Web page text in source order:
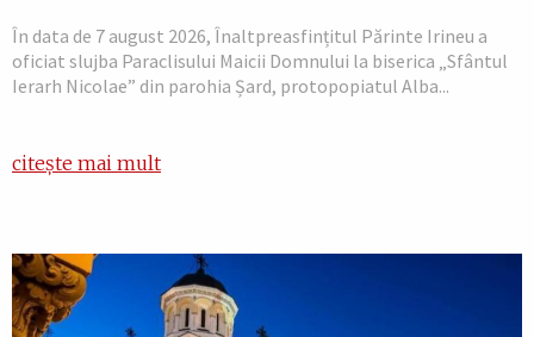
În data de 7 august 2026, Înaltpreasfințitul Părinte Irineu a
oficiat slujba Paraclisului Maicii Domnului la biserica „Sfântul
Ierarh Nicolae” din parohia Șard, protopopiatul Alba...
citește mai mult